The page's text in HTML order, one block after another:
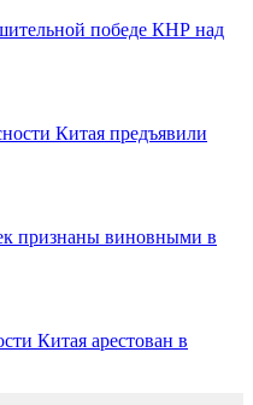
победе КНР над
Китая предъявили
признаны виновными в
Китая арестован в